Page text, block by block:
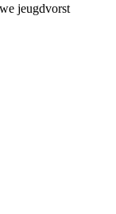
jeugdvorst